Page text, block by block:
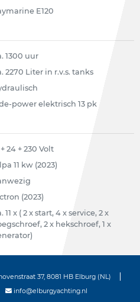
E120
1300 uur
2270 Liter in r.v.s. tanks
power elektrisch 13 pk
+ 24 + 230 Volt
11 kw (2023)
(2023)
11 x ( 2 x start, 4 x service, 2 x
2 x hekschroef, 1 x
37, 8081 HB Elburg (NL)
info@elburgyachting.nl